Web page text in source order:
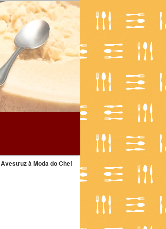
Avestruz à Moda do Chef